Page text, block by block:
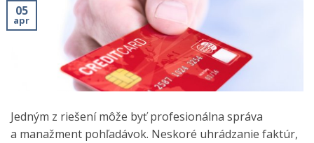
05
apr
Jedným z riešení môže byť profesionálna správa
a manažment pohľadávok. Neskoré uhrádzanie faktúr,